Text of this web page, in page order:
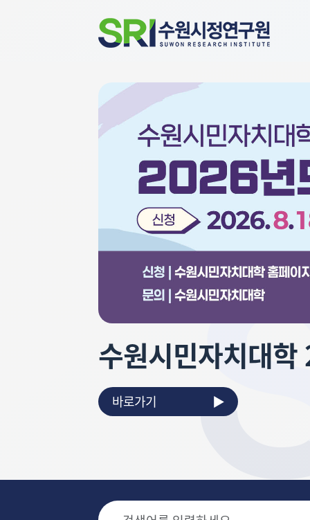
[제142호]수원시
위한 정책 방향